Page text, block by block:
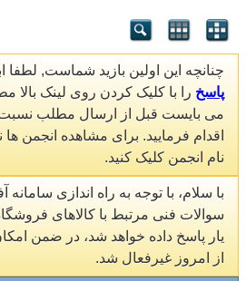
چنانچه این اولین بازید شماست, لطفا
پاسخ را با کلیک کردن روی لینک بالا
می بایست قبل از ارسال مطلب
اقدام فرمایید. برای مشاهده انجمن
نام انجمن کلیک کنید.
با سلام، با توجه به راه اندازی سامانه
سوالات فنی مرتبط با کالاهای
یار پاسخ داده خواهد شد، در ضمن
از امروز غیرفعال شد.